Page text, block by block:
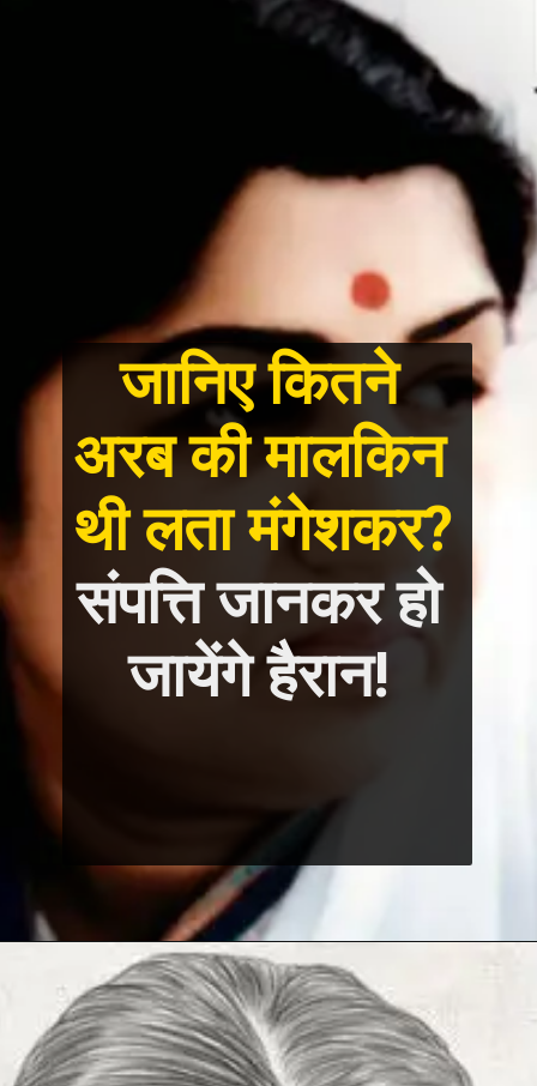
जानिए कितने
अरब की मालकिन
संपत्ति जानकर हो
जायेंगे हैरान!